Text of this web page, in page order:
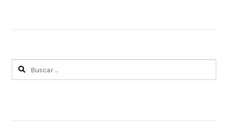
Buscar: